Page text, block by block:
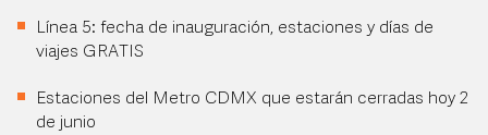
Línea 5: fecha de inauguración, estaciones y días de
viajes GRATIS
Estaciones del Metro CDMX que estarán cerradas hoy 2
de junio